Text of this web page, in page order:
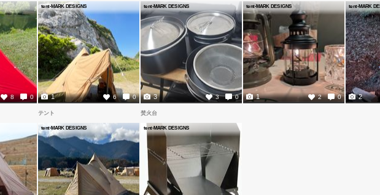
8 0
tent-MARK DESIGNS
6 0
1
tent-MARK DESIGNS
3 0
3
tent-MARK DESIGNS
2 0
1
tent-MARK
2
テント
tent-MARK DESIGNS
焚火台
tent-MARK DESIGNS